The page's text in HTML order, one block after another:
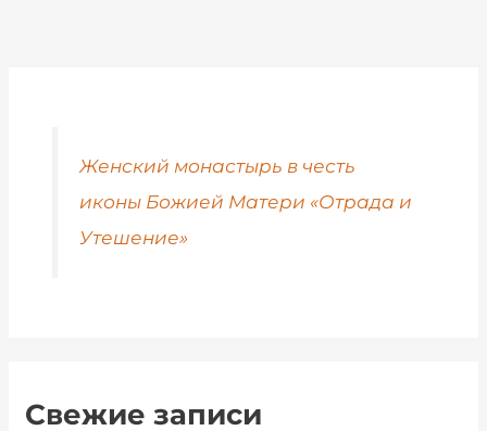
Женский монастырь в честь
иконы Божией Матери «Отрада и
Утешение»
Свежие записи